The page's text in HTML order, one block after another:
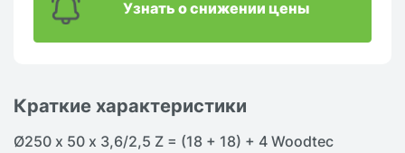
Краткие характеристики
Ø250 х 50 х 3,6/2,5 Z = (18 + 18) + 4 Woodtec
Узнать о снижении цены